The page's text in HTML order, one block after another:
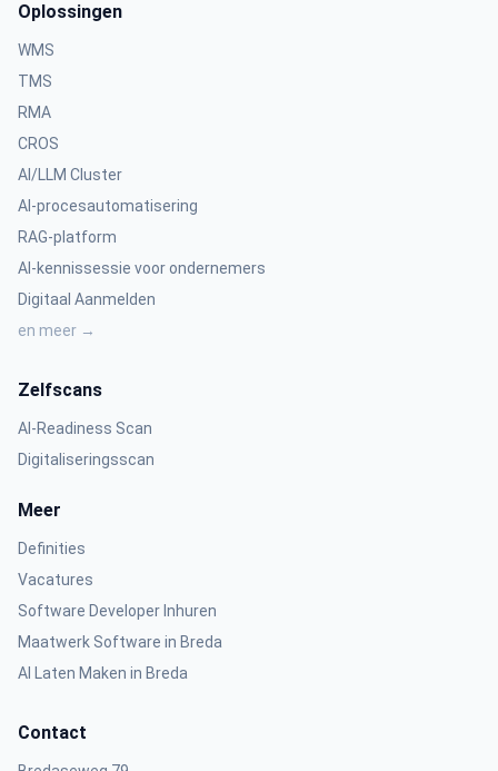
Oplossingen
WMS
TMS
RMA
CROS
AI/LLM Cluster
AI-procesautomatisering
RAG-platform
AI-kennissessie voor ondernemers
Digitaal Aanmelden
en meer →
Zelfscans
AI-Readiness Scan
Digitaliseringsscan
Meer
Definities
Vacatures
Software Developer Inhuren
Maatwerk Software in Breda
AI Laten Maken in Breda
Contact